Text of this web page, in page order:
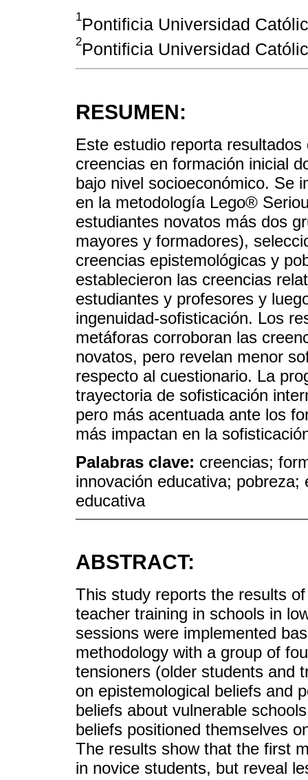
1Pontificia Universidad
2Pontificia Universidad
RESUMEN:
Este estudio reporta
creencias en formación inicial
bajo nivel socioeconómico. Se
en la metodología Lego®
estudiantes novatos más dos
mayores y formadores),
creencias epistemológicas y
establecieron las creencias
estudiantes y profesores y
ingenuidad-sofisticación. Los
metáforas corroboran las
novatos, pero revelan menor
respecto al cuestionario. La
trayectoria de sofisticación
pero más acentuada ante los
más impactan en la
Palabras clave: creencias;
innovación educativa;
educativa
ABSTRACT:
This study reports the results
teacher training in schools in
sessions were implemented
methodology with a group of
tensioners (older students and
on epistemological beliefs and
beliefs about vulnerable
beliefs positioned themselves
The results show that the first
in novice students, but reveal